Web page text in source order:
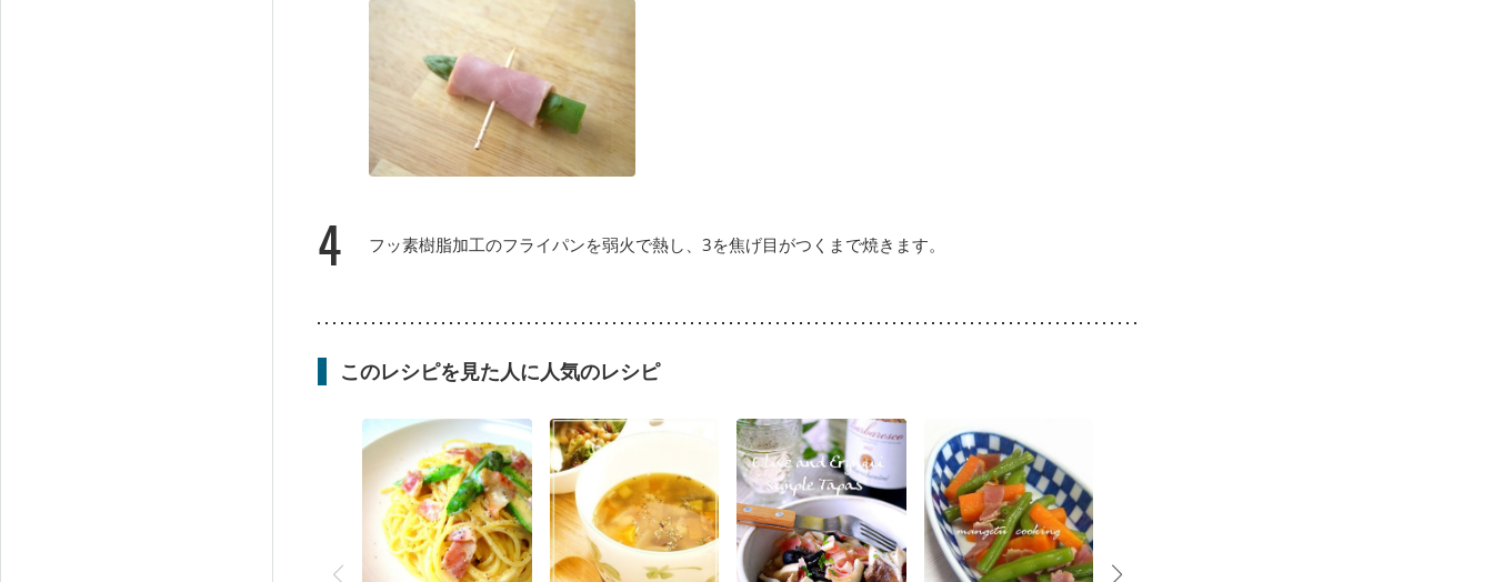
4 フッ素樹脂加工のフライパンを弱火で熱し、3を焦げ目がつくまで焼きます。
このレシピを見た人に人気のレシピ